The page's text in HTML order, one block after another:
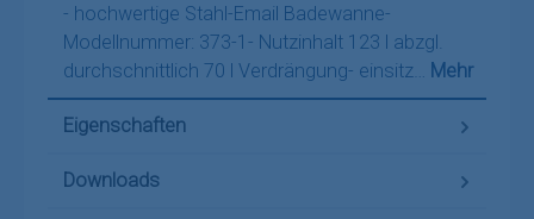
- hochwertige Stahl-Email Badewanne-
Modellnummer: 373-1- Nutzinhalt 123 l abzgl.
durchschnittlich 70 l Verdrängung- einsitz…
Mehr
Eigenschaften
Downloads